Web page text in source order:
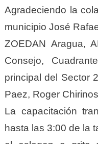
Agradeciendo la
municipio José
ZOEDAN Aragua,
Consejo,
principal del Sector
Paez, Roger
La capacitación
hasta las 3:00 de la